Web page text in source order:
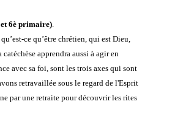
et 6è primaire).
ce qu’être chrétien, qui est Dieu,
apprendra aussi à agir en
avec sa foi, sont les trois axes qui sont
retravaillée sous le regard de l'Esprit
par une retraite pour découvrir les rites